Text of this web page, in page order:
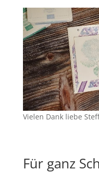
Vielen Dank liebe
Für ganz